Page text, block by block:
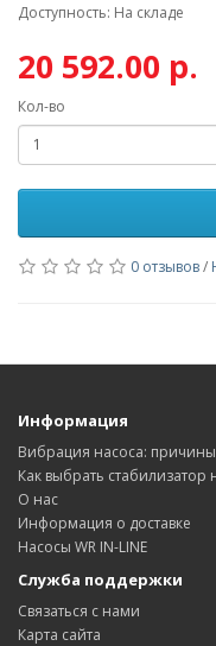
Доступность: На складе
20 592.00 р.
Кол-во
0 отзывов/
Информация
Вибрация насоса:
Как выбрать
О нас
Информация о доставке
Насосы WR IN-LINE
Служба поддержки
Связаться с нами
Карта сайта